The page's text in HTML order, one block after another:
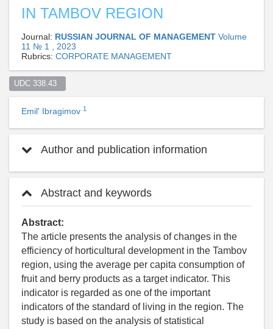
IN TAMBOV REGION
Journal: RUSSIAN JOURNAL OF MANAGEMENT Volume
11 № 1 , 2023
Rubrics: CORPORATE MANAGEMENT
UDC 338.43
Emil' Ibragimov 1
Author and publication information
Abstract and keywords
Abstract:
The article presents the analysis of changes in the
efficiency of horticultural development in the Tambov
region, using the average per capita consumption of
fruit and berry products as a target indicator. This
indicator is regarded as one of the important
indicators of the standard of living in the region. The
study is based on the analysis of statistical